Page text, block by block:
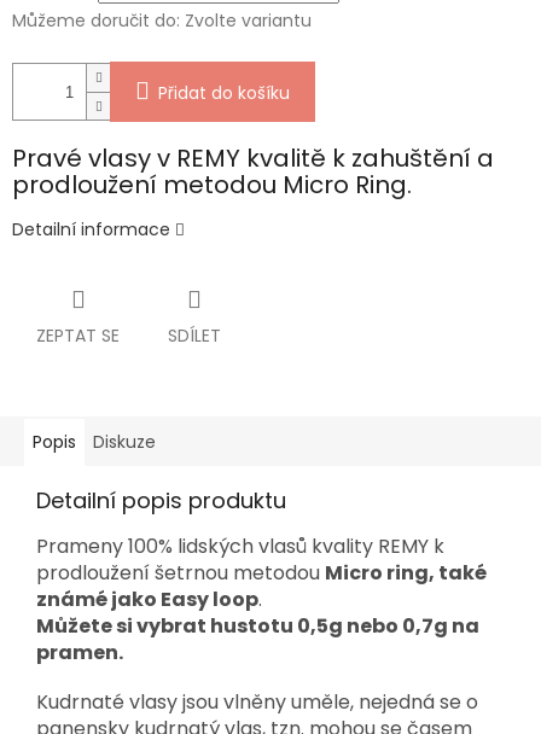
Můžeme doručit do: Zvolte variantu
Přidat do košíku
Pravé vlasy v REMY kvalitě k zahuštění a
prodloužení metodou Micro Ring.
Detailní informace
ZEPTAT SE SDÍLET
Popis Diskuze
Detailní popis produktu
Prameny 100% lidských vlasů kvality REMY k
prodloužení šetrnou metodou Micro ring, také
známé jako Easy loop.
Můžete si vybrat hustotu 0,5g nebo 0,7g na
pramen.
Kudrnaté vlasy jsou vlněny uměle, nejedná se o